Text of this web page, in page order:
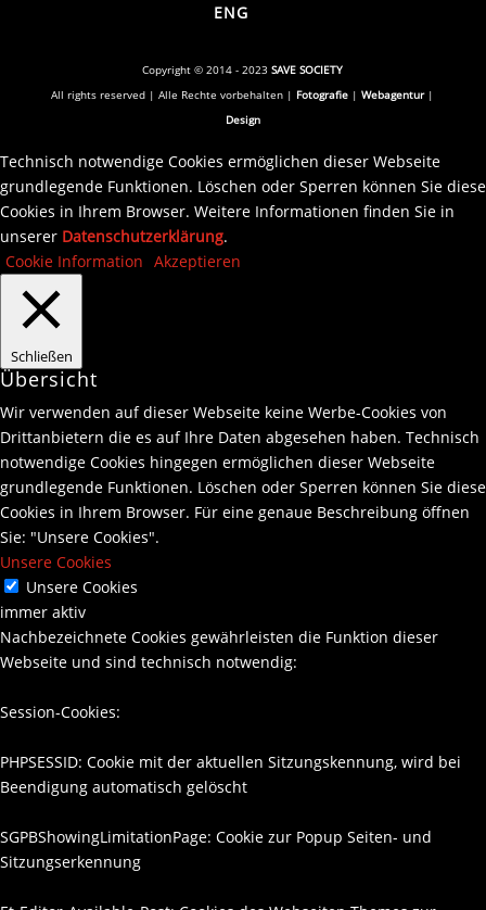
ENG
Copyright © 2014 - 2023SAVE SOCIETY
All rights reserved | Alle Rechte vorbehalten | Fotografie |Webagentur|
Design
Technisch notwendige Cookies ermöglichen dieser Webseite
grundlegende Funktionen. Löschen oder Sperren können Sie diese
Cookies in Ihrem Browser. Weitere Informationen finden Sie in
unserer Datenschutzerklärung.
Cookie Information Akzeptieren
Schließen
Übersicht
Wir verwenden auf dieser Webseite keine Werbe-Cookies von
Drittanbietern die es auf Ihre Daten abgesehen haben. Technisch
notwendige Cookies hingegen ermöglichen dieser Webseite
grundlegende Funktionen. Löschen oder Sperren können Sie diese
Cookies in Ihrem Browser. Für eine genaue Beschreibung öffnen
Sie: "Unsere Cookies".
Unsere Cookies
Unsere Cookies
immer aktiv
Nachbezeichnete Cookies gewährleisten die Funktion dieser
Webseite und sind technisch notwendig:
Session-Cookies:
PHPSESSID: Cookie mit der aktuellen Sitzungskennung, wird bei
Beendigung automatisch gelöscht
SGPBShowingLimitationPage: Cookie zur Popup Seiten- und
Sitzungserkennung